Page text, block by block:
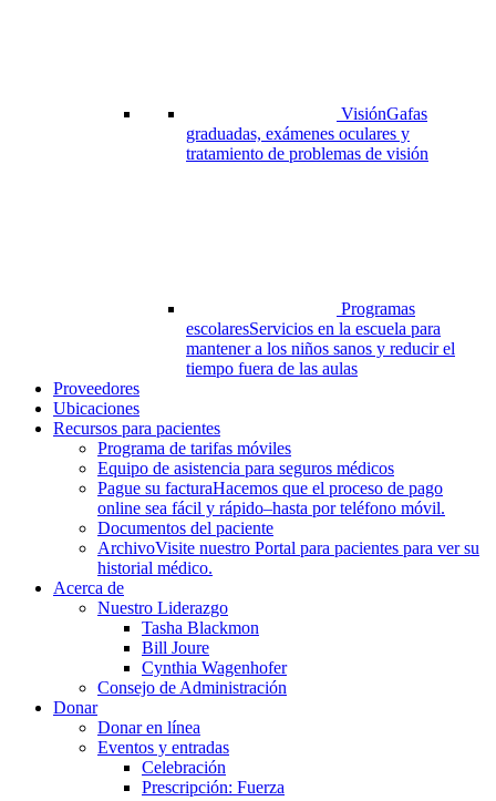
VisiónGafas
graduadas, exámenes oculares y
tratamiento de problemas de visión
Programas
escolaresServicios en la escuela para
mantener a los niños sanos y reducir el
tiempo fuera de las aulas
Proveedores
Ubicaciones
Recursos para pacientes
Programa de tarifas móviles
Equipo de asistencia para seguros médicos
Pague su facturaHacemos que el proceso de pago
online sea fácil y rápido–hasta por teléfono móvil.
Documentos del paciente
ArchivoVisite nuestro Portal para pacientes para ver su
historial médico.
Acerca de
Nuestro Liderazgo
Tasha Blackmon
Bill Joure
Cynthia Wagenhofer
Consejo de Administración
Donar
Donar en línea
Eventos y entradas
Celebración
Prescripción: Fuerza